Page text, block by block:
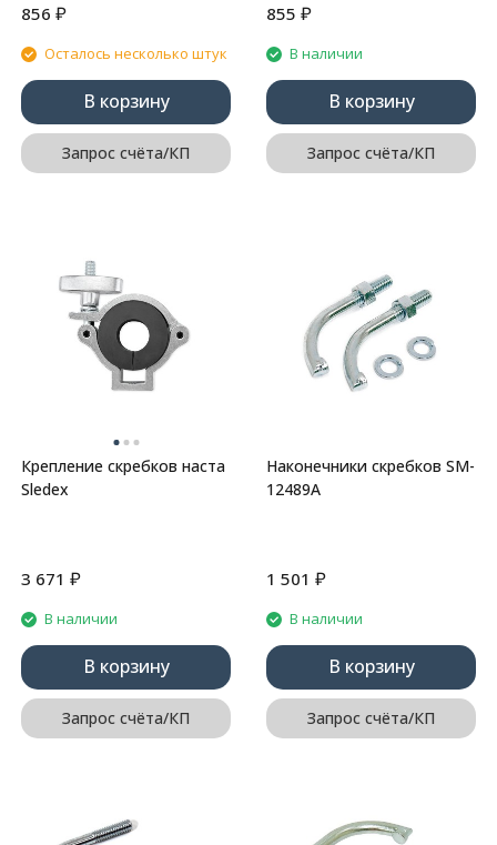
856 ₽
Осталось несколько штук
В корзину
Запрос счёта/КП
855 ₽
В наличии
В корзину
Запрос счёта/КП
Крепление скребков наста
Sledex
3 671 ₽
В наличии
В корзину
Запрос счёта/КП
Наконечники скребков SM-
12489A
1 501 ₽
В наличии
В корзину
Запрос счёта/КП